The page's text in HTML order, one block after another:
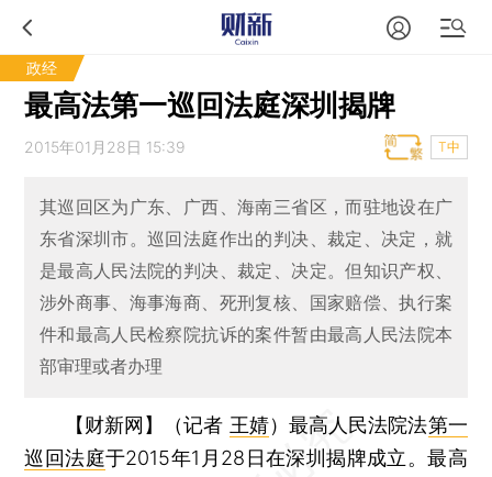
政经
最高法第一巡回法庭深圳揭牌
2015年01月28日 15:39 T中
其巡回区为广东、广西、海南三省区，而驻地设在广
东省深圳市。巡回法庭作出的判决、裁定、决定，就
是最高人民法院的判决、裁定、决定。但知识产权、
涉外商事、海事海商、死刑复核、国家赔偿、执行案
件和最高人民检察院抗诉的案件暂由最高人民法院本
部审理或者办理
【财新网】（记者 王婧） 最高人民法院法第一
巡回法庭于2015年1月28日在深圳揭牌成立。最高